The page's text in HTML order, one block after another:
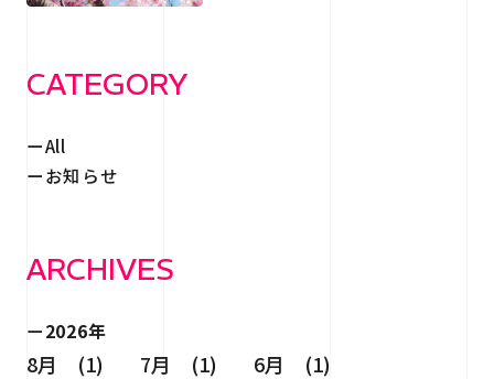
RECRUIT
CONTACT
CATEGORY
All
お知らせ
ARCHIVES
2026年
8月 (1) 7月 (1)
6月 (1)